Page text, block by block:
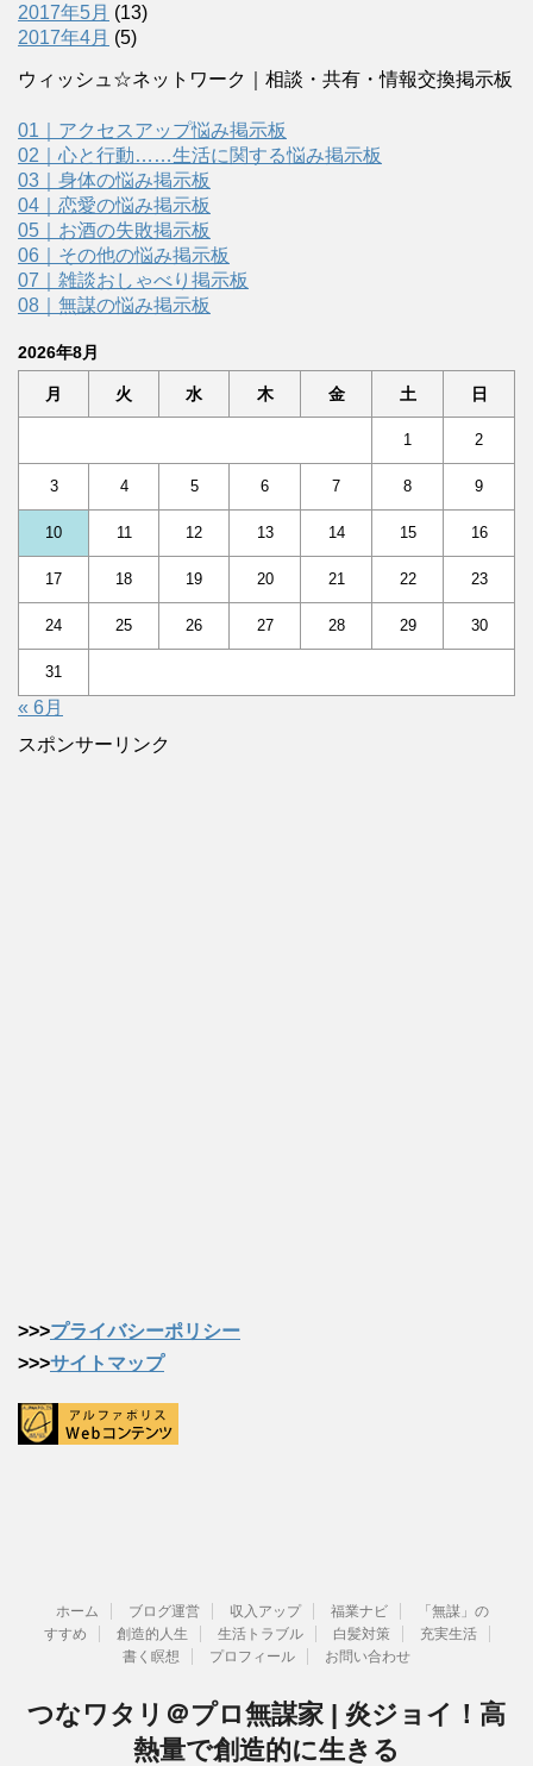
2017年5月 (13)
2017年4月 (5)
ウィッシュ☆ネットワーク｜相談・共有・情報交換掲示板
01｜アクセスアップ悩み掲示板
02｜心と行動……生活に関する悩み掲示板
03｜身体の悩み掲示板
04｜恋愛の悩み掲示板
05｜お酒の失敗掲示板
06｜その他の悩み掲示板
07｜雑談おしゃべり掲示板
08｜無謀の悩み掲示板
2026年8月
月 火 水 木 金 土 日
1 2
3 4 5 6 7 8 9
10 11 12 13 14 15 16
17 18 19 20 21 22 23
24 25 26 27 28 29 30
31
« 6月
スポンサーリンク
>>>プライバシーポリシー
>>>サイトマップ
ホーム ブログ運営 収入アップ 福業ナビ
「無謀」の
すすめ
創造的人生 生活トラブル 白髪対策
充実生活
書く瞑想
プロフィール お問い合わせ
つなワタリ＠プロ無謀家 | 炎ジョイ！高
熱量で創造的に生きる